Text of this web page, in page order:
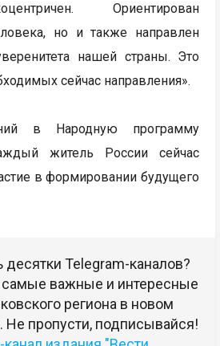
Ориентирован
но и также направлен
нашей страны. Это
сейчас направления».
в Народную программу
житель России сейчас
в формировании будущего
десятки Telegram-каналов?
важные и интересные
региона в новом
Не пропусти, подписывайся!